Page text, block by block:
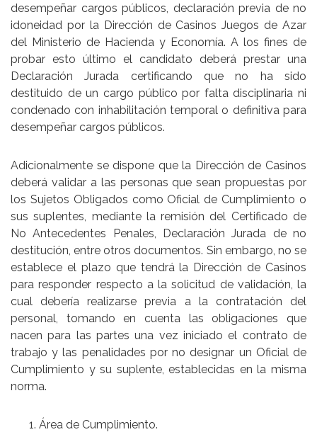
desempeñar cargos públicos, declaración previa de no
idoneidad por la Dirección de Casinos Juegos de Azar
del Ministerio de Hacienda y Economía. A los fines de
probar esto último el candidato deberá prestar una
Declaración Jurada certificando que no ha sido
destituido de un cargo público por falta disciplinaria ni
condenado con inhabilitación temporal o definitiva para
desempeñar cargos públicos.
Adicionalmente se dispone que la Dirección de Casinos
deberá validar a las personas que sean propuestas por
los Sujetos Obligados como Oficial de Cumplimiento o
sus suplentes, mediante la remisión del Certificado de
No Antecedentes Penales, Declaración Jurada de no
destitución, entre otros documentos. Sin embargo, no se
establece el plazo que tendrá la Dirección de Casinos
para responder respecto a la solicitud de validación, la
cual debería realizarse previa a la contratación del
personal, tomando en cuenta las obligaciones que
nacen para las partes una vez iniciado el contrato de
trabajo y las penalidades por no designar un Oficial de
Cumplimiento y su suplente, establecidas en la misma
norma.
Área de Cumplimiento.